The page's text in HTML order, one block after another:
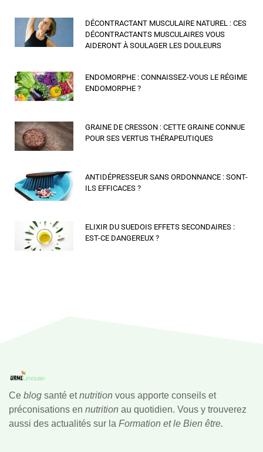
DÉCONTRACTANT MUSCULAIRE NATUREL : CES
DÉCONTRACTANTS MUSCULAIRES VOUS
AIDERONT À SOULAGER LES DOULEURS
ENDOMORPHE : CONNAISSEZ-VOUS LE RÉGIME
ENDOMORPHE ?
GRAINE DE CRESSON : CETTE GRAINE CONNUE
POUR SES VERTUS THÉRAPEUTIQUES
ANTIDÉPRESSEUR SANS ORDONNANCE : SONT-
ILS EFFICACES ?
ELIXIR DU SUEDOIS EFFETS SECONDAIRES :
EST-CE DANGEREUX ?
Ce blog santé etnutrition vous apporte conseils et
préconisations en nutrition au quotidien. Vous y trouverez
aussi des actualités sur la Formation et le Bien être.